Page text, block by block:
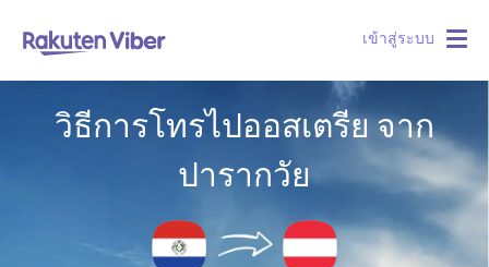
เข้าสู่ระบบ
วิธีการโทรไปออสเตรีย จาก
ปารากวัย